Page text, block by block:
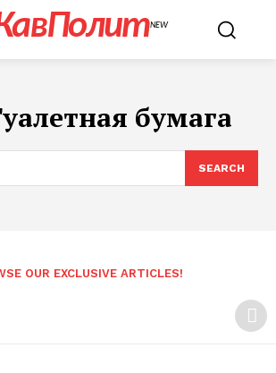
NEW
бумага
SEARCH
OUR EXCLUSIVE ARTICLES!